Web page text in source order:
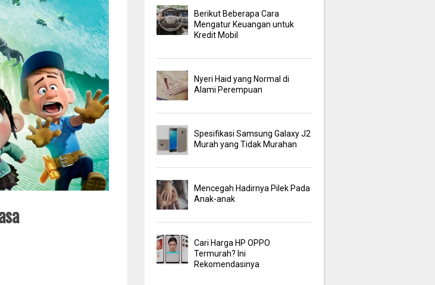
Berikut Beberapa Cara
Mengatur Keuangan untuk
Kredit Mobil
Nyeri Haid yang Normal di
Alami Perempuan
Spesifikasi Samsung Galaxy J2
Murah yang Tidak Murahan
Mencegah Hadirnya Pilek Pada
Anak-anak
Cari Harga HP OPPO
Termurah? Ini
Rekomendasinya